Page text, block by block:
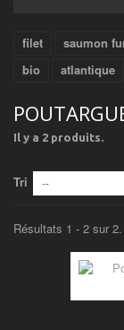
filet saumon
bio
atlantique
Il y a 2 produits.
Tri --
Résultats 1 - 2 sur 2.